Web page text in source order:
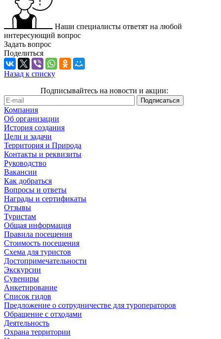
Наши специалисты ответят на любой
интересующий вопрос
Задать вопрос
Поделиться
Назад к списку
Подписывайтесь на новости и акции:
Компания
Об организации
История создания
Цели и задачи
Территория и Природа
Контакты и реквизиты
Руководство
Вакансии
Как добраться
Вопросы и ответы
Награды и сертификаты
Отзывы
Туристам
Общая информация
Правила посещения
Стоимость посещения
Схема для туристов
Достопримечательности
Экскурсии
Сувениры
Анкетирование
Список гидов
Предложение о сотрудничестве для туроператоров
Обращение с отходами
Деятельность
Охрана территории